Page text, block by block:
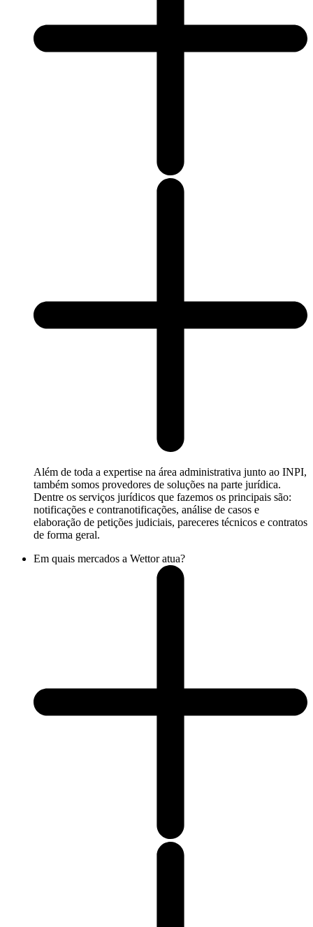
Além de toda a expertise na área administrativa junto ao INPI,
também somos provedores de soluções na parte jurídica.
Dentre os serviços jurídicos que fazemos os principais são:
notificações e contranotificações, análise de casos e
elaboração de petições judiciais, pareceres técnicos e contratos
de forma geral.
Em quais mercados a Wettor atua?